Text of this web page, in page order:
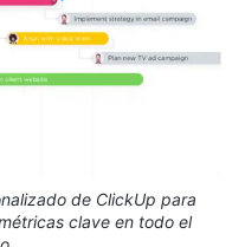
de ClickUp para
clave en todo el